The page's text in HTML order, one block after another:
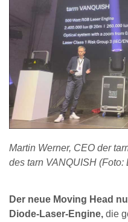
Martin Werner, CEO der
des tarn VANQUISH (Foto:
Der neue Moving Head
Diode-Laser-Engine, die